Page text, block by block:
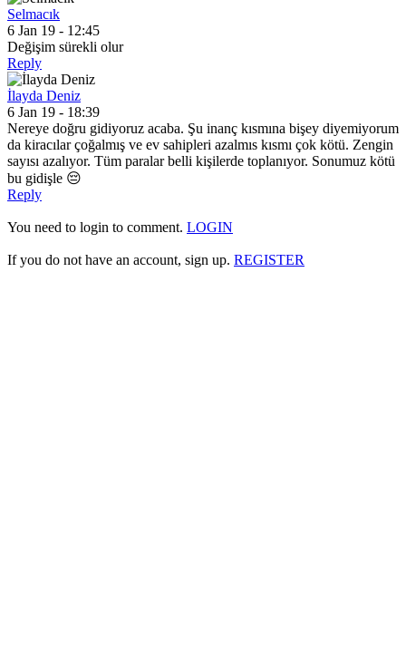
Selmacık
6 Jan 19 - 12:45
Değişim sürekli olur
Reply
İlayda Deniz
6 Jan 19 - 18:39
Nereye doğru gidiyoruz acaba. Şu inanç kısmına bişey diyemiyorum
da kiracılar çoğalmış ve ev sahipleri azalmıs kısmı çok kötü. Zengin
sayısı azalıyor. Tüm paralar belli kişilerde toplanıyor. Sonumuz kötü
bu gidişle 😔
Reply
You need to login to comment. LOGIN
If you do not have an account, sign up. REGISTER